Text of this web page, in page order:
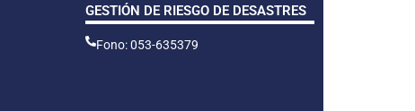
GESTIÓN DE RIESGO DE DESASTRES
Fono: 053-635379